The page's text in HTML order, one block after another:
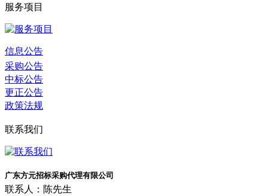
服务项目
信息公告
采购公告
中标公告
更正公告
政策法规
联系我们
广东方元招标采购代理有限公司
联系人：陈先生